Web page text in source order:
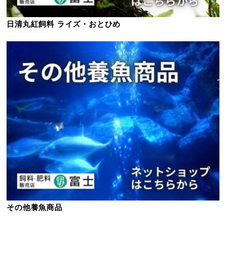
日清丸紅飼料 ライズ・おとひめ
その他養魚商品